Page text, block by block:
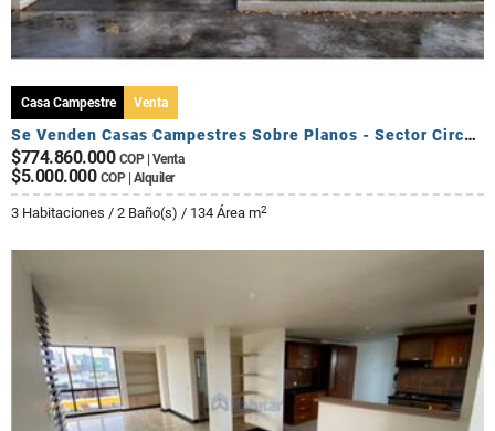
Casa Campestre Venta
Se Venden Casas Campestres Sobre Planos - Sector Circasia
$774.860.000 COP | Venta
$5.000.000 COP | Alquiler
3 Habitaciones / 2 Baño(s) / 134 Área m2